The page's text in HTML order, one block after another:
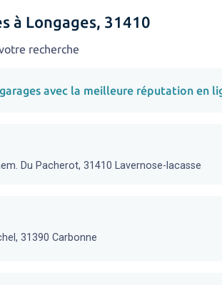
à Longages, 31410
recherche
avec la meilleure réputation en
Du Pacherot, 31410 Lavernose-lacasse
31390 Carbonne